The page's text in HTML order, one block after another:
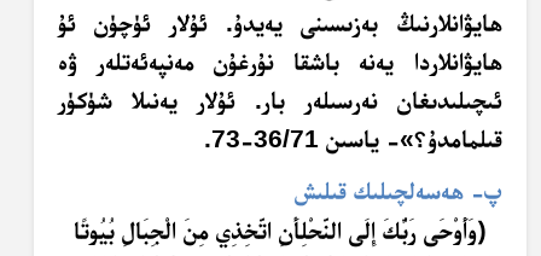
ھايۋانلارنىڭ بەزىسىنى يەيدۇ. ئۇلار ئۈچۈن ئۇ
ھايۋانلاردا يەنە باشقا نۇرغۇن مەنپەئەتلەر ۋە
ئىچىلىدىغان نەرسىلەر بار. ئۇلار يەنىلا شۈكۈر
قىلمامدۇ؟»- ياسىن 36/71-73.
پ- ھەسەلچىلىك قىلىش
﴿وَأَوحى ربك إِلى النحلأَن اتخِذِي من الجبال بيوتا